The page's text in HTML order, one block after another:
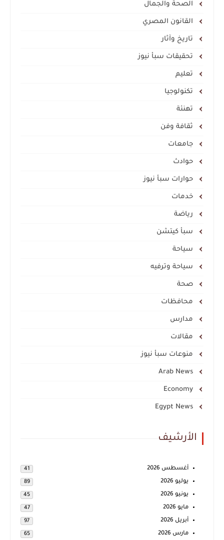
الصحة والجمال
القانون المصري
تاريخ وآثار
تحقيقات سبأ نيوز
تعليم
تكنولوجيا
تهنئة
ثقافة وفن
جامعات
حوادث
حوارات سبأ نيوز
خدمات
رياضة
سبأ كيتشن
سياحة
سياحة وترفيه
صحة
محافظات
مدارس
مقالات
منوعات سبأ نيوز
Arab News
Economy
Egypt News
الأرشيف
أغسطس 2026 41
يوليو 2026 89
يونيو 2026 45
مايو 2026 47
أبريل 2026 97
مارس 2026 65